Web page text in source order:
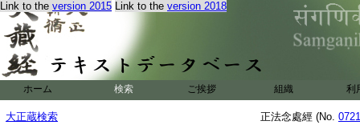
Link to the version 2015 Link to the version 2018
ホーム 検索 ご挨拶 組織 利
大正蔵検索 正法念處經 (No.
彼癡有所攝 是故
日則非闇因 不由
婦女無愛心 少愛
如地住不動 如風
見衰則捨遠 如鳥
上行者不墮 石等
山則不能行 婦女